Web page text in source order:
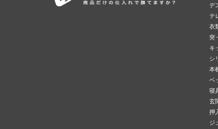
デ
テ
衣
突
キ
シ
本
ベ
寝
玄
押
ジ